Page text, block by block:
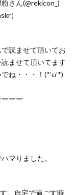
さん(@rekicon_)
）
読ませて頂いてお
ませて頂いてます
ね・・・！(*’ω’*)
ーー
マりました。
。自宅で過ごす時